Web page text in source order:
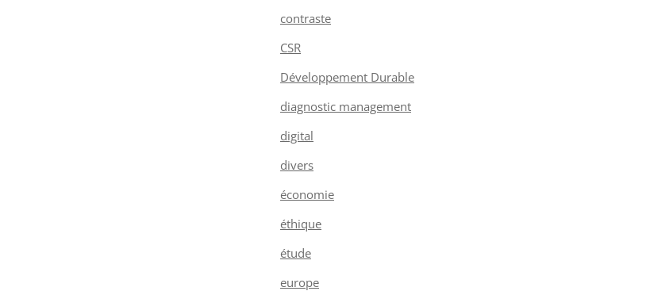
contraste
CSR
Développement Durable
diagnostic management
digital
divers
économie
éthique
étude
europe